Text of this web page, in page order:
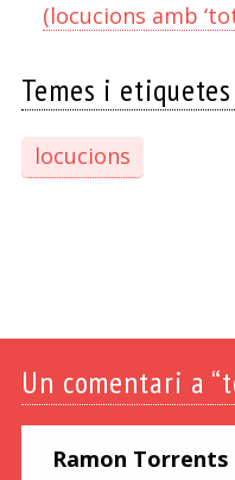
(locucions amb
Temes i etiquetes
locucions
Un comentari a
Ramon Torrents